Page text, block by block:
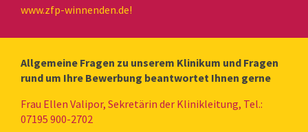
www.zfp-winnenden.de!
Allgemeine Fragen zu unserem Klinikum und Fragen
rund um Ihre Bewerbung beantwortet Ihnen gerne
Frau Ellen Valipor, Sekretärin der Klinikleitung, Tel.:
07195 900-2702